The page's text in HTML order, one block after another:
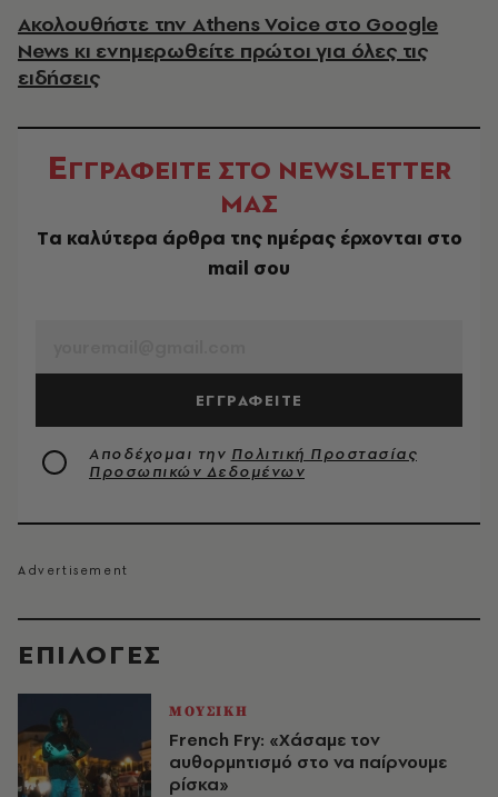
EΠΙΛΟΓΈΣ
ΜΟΥΣΙΚΗ
French Fry: «Χάσαμε τον
αυθορμητισμό στο να παίρνουμε
ρίσκα»
Ακολουθήστε την Athens Voice στο Google
News κι ενημερωθείτε πρώτοι για όλες τις
ειδήσεις
ΕΓΓΡΑΦΕΙΤΕ ΣΤΟ NEWSLETTER
ΜΑΣ
Tα καλύτερα άρθρα της ημέρας έρχονται στο
mail σου
ΕΓΓΡΑΦΕΙΤΕ
Αποδέχομαι την Πολιτική Προστασίας
Προσωπικών Δεδομένων